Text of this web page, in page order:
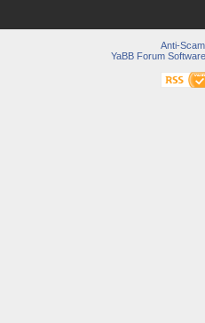
Anti-Scam
YaBB Forum Software